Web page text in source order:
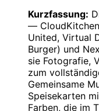
Kurzfassung:
—
United, Virtual
Burger) und
sie Fotografie,
zum
Gemeinsame
Speisekarten
Farben, die im